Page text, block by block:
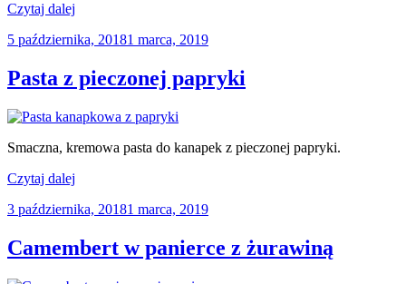
Czytaj dalej
z
Opublikowane
5 października, 20181 marca, 2019
Pasta z pieczonej papryki
Smaczna, kremowa pasta do kanapek z pieczonej papryki.
Czytaj dalej
pieczonej
Opublikowane
3 października, 20181 marca, 2019
Camembert w panierce z żurawiną